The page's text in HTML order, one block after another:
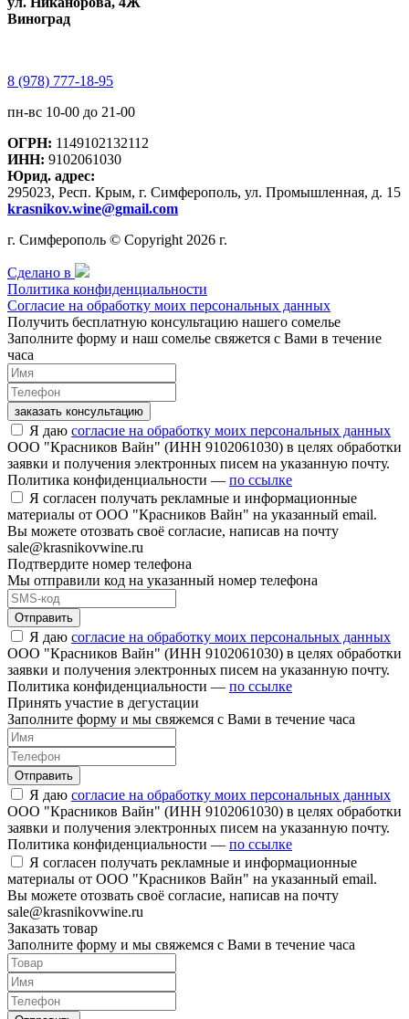
Виноград
8 (978) 777-18-95
пн-вс 10-00 до 21-00
ОГРН: 1149102132112
ИНН: 9102061030
Юрид. адрес:
295023, Респ. Крым, г. Симферополь, ул. Промышленная, д. 15
krasnikov.wine@gmail.com
г. Симферополь © Copyright 2026 г.
Сделано в
Политика конфиденциальности
Согласие на обработку моих персональных данных
Получить бесплатную консультацию нашего сомелье
Заполните форму и наш сомелье свяжется с Вами в течение
часа
заказать консультацию
Я даю согласие на обработку моих персональных данных
ООО "Красников Вайн" (ИНН 9102061030) в целях обработки
заявки и получения электронных писем на указанную почту.
Политика конфиденциальности — по ссылке
Я согласен получать рекламные и информационные
материалы от ООО "Красников Вайн" на указанный email.
Вы можете отозвать своё согласие, написав на почту
sale@krasnikovwine.ru
Подтвердите номер телефона
Мы отправили код на указанный номер телефона
Отправить
Я даю согласие на обработку моих персональных данных
ООО "Красников Вайн" (ИНН 9102061030) в целях обработки
заявки и получения электронных писем на указанную почту.
Политика конфиденциальности — по ссылке
Принять участие в дегустации
Заполните форму и мы свяжемся с Вами в течение часа
Отправить
Я даю согласие на обработку моих персональных данных
ООО "Красников Вайн" (ИНН 9102061030) в целях обработки
заявки и получения электронных писем на указанную почту.
Политика конфиденциальности — по ссылке
Я согласен получать рекламные и информационные
материалы от ООО "Красников Вайн" на указанный email.
Вы можете отозвать своё согласие, написав на почту
sale@krasnikovwine.ru
Заказать товар
Заполните форму и мы свяжемся с Вами в течение часа